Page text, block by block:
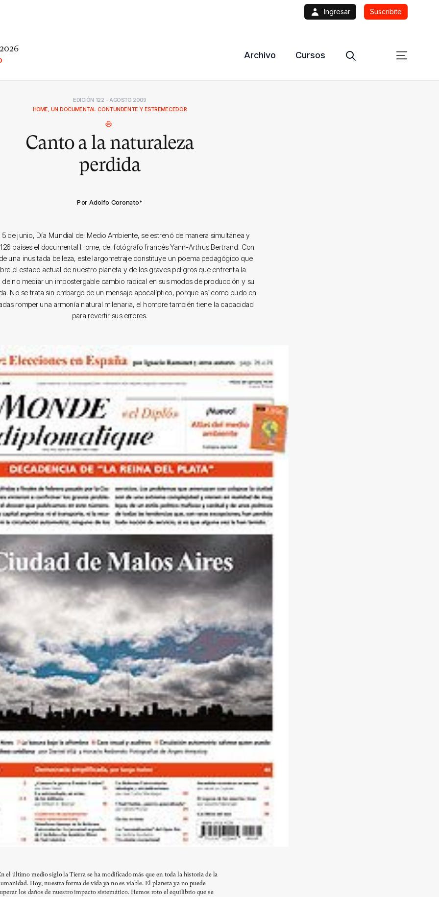
Ingresar Suscribite
Archivo Cursos
EDICIÓN 122 - AGOSTO 2009
HOME, UN DOCUMENTAL CONTUNDENTE Y ESTREMECEDOR
Canto a la naturaleza
perdida
Por Adolfo Coronato*
5 de junio, Día Mundial del Medio Ambiente, se estrenó de manera simultánea y
países el documental Home, del fotógrafo francés Yann-Arthus Bertrand. Con
una inusitada belleza, este largometraje constituye un poema pedagógico que
el estado actual de nuestro planeta y de los graves peligros que enfrenta la
no mediar un impostergable cambio radical en sus modos de producción y su
No se trata sin embargo de un mensaje apocalíptico, porque así como pudo en
romper una armonía natural milenaria, el hombre también tiene la capacidad
para revertir sus errores.
el último medio siglo la Tierra se ha modificado más que en toda la historia de la
Hoy, nuestra forma de vida ya no es viable. El planeta ya no puede
los daños de nuestro impacto sistemático. Hemos roto el equilibrio que se